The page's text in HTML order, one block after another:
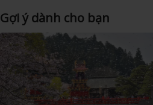
Gợi ý dành cho bạn